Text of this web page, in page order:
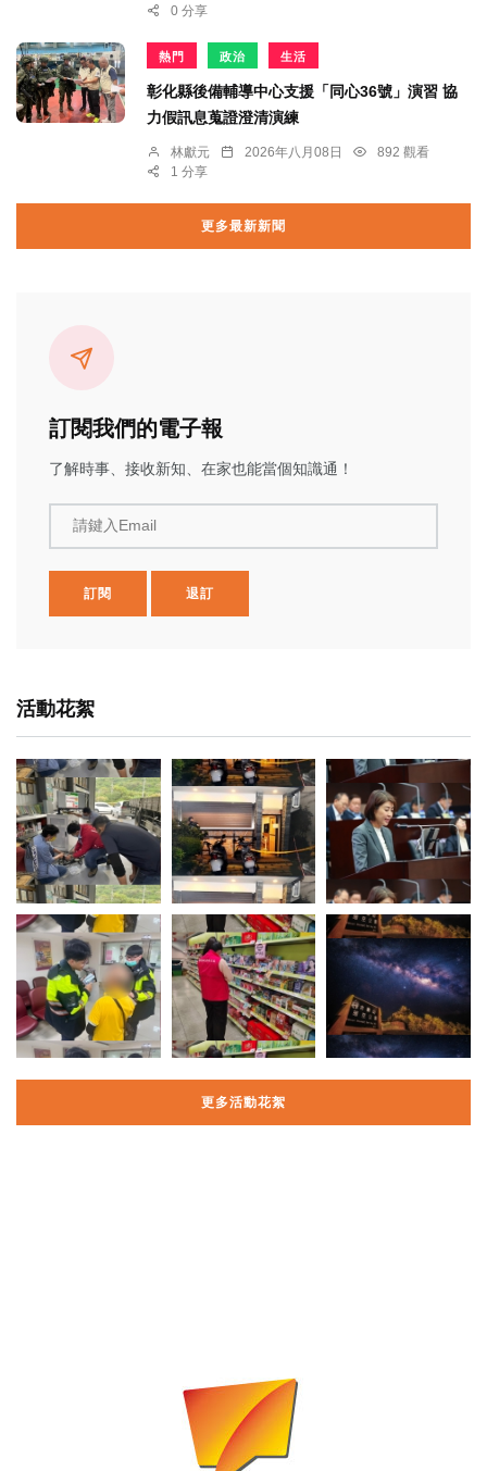
0 分享
熱門 政治 生活
彰化縣後備輔導中心支援「同心36號」演習 協
力假訊息蒐證澄清演練
林獻元 2026年八月08日
892 觀看
1 分享
更多最新新聞
訂閱我們的電子報
了解時事、接收新知、在家也能當個知識通！
請鍵入Email
訂閱 退訂
活動花絮
更多活動花絮